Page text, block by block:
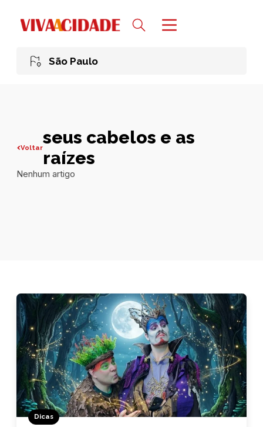
São Paulo
Voltarseus cabelos e as
raízes
Nenhum artigo
Dicas